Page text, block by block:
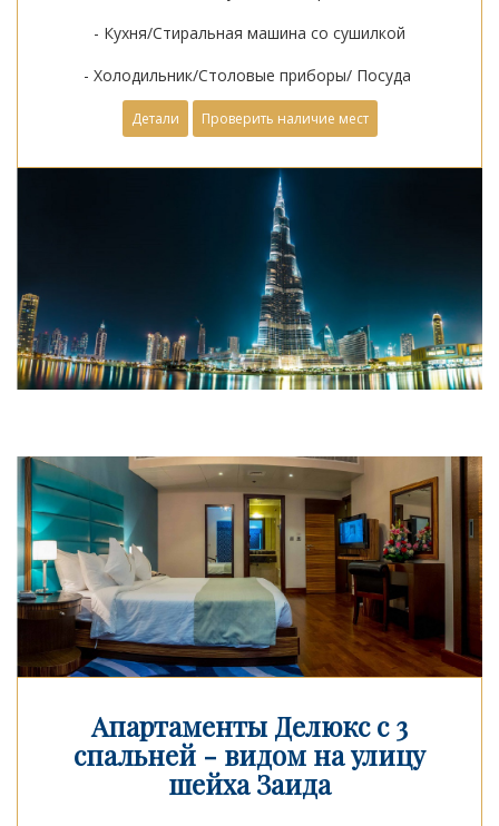
- Кухня/Стиральная машина со сушилкой
- Холодильник/Столовые приборы/ Посуда
Детали Проверить наличие мест
Апартаменты Делюкс с 3
спальней - видом на улицу
шейха Заида